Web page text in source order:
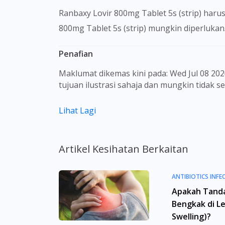
Ranbaxy Lovir 800mg Tablet 5s (strip)
800mg Tablet 5s (strip) mungkin
Penafian
Maklumat dikemas kini pada: Wed Jul 08 2026 06:59:35 GMT+0000 (Coordinated Universal Time) Gambar barangan yang ditunjukkan hanya untuk
tujuan ilustrasi sahaja dan mungkin tidak
Kandungan laman web ini adalah
untuk membuat diagnosis atau rawatan
sebelum mengambil atau menggunakan
menggantikannya.
Pemberian ubat-ubatan yang
yang berdaftar di bawah Majlis Perubatan
Lihat Lagi
Artikel Kesihatan Berkaitan
ANTIBIOTICS
Apakah
Bengkak di
Swelling)?